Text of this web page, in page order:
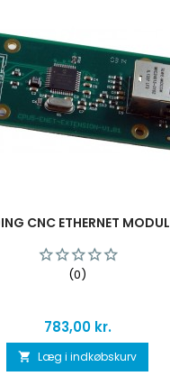
CNC ETHERNET MODUL
(0)
Pris
783,00 kr.
 Læg i indkøbskurv